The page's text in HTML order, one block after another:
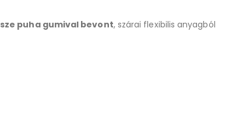
puha gumival bevont, szárai flexibilis anyagból